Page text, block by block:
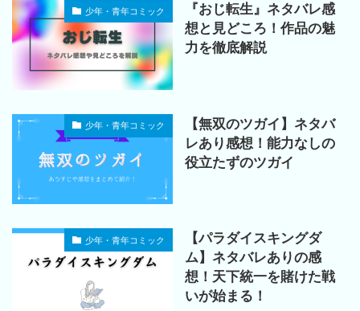
少年・青年コミック
『おじ転生』ネタバレ感
想と見どころ！作品の魅
力を徹底解説
少年・青年コミック
【無双のツガイ】ネタバ
レあり感想！能力なしの
役立たずのツガイ
少年・青年コミック
【パラダイスキングダ
ム】ネタバレありの感
想！天下統一を賭けた戦
いが始まる！